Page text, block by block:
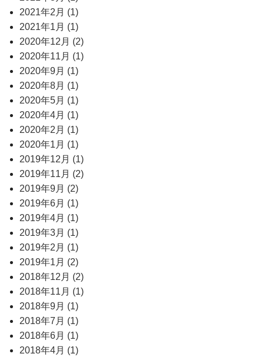
2021年2月 (1)
2021年1月 (1)
2020年12月 (2)
2020年11月 (1)
2020年9月 (1)
2020年8月 (1)
2020年5月 (1)
2020年4月 (1)
2020年2月 (1)
2020年1月 (1)
2019年12月 (1)
2019年11月 (2)
2019年9月 (2)
2019年6月 (1)
2019年4月 (1)
2019年3月 (1)
2019年2月 (1)
2019年1月 (2)
2018年12月 (2)
2018年11月 (1)
2018年9月 (1)
2018年7月 (1)
2018年6月 (1)
2018年4月 (1)